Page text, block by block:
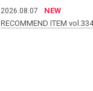
2026.08.07
NEW
RECOMMEND ITEM vol.334